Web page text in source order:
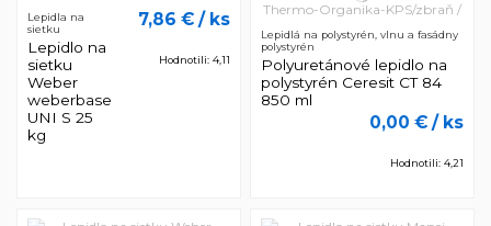
Lepidla na
sietku
Lepidlo na
sietku
Weber
weberbase
UNI S 25
kg
7,86 € / ks
Hodnotili: 4,11
Lepidlá na polystyrén, vlnu a fasádny
polystyrén
Polyuretánové lepidlo na
polystyrén Ceresit CT 84
850 ml
0,00 € / ks
Hodnotili: 4,21